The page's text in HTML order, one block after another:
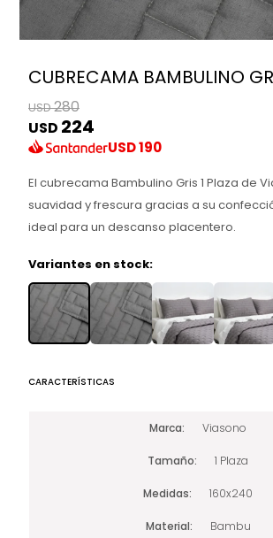
CUBRECAMA BAMBULINO
USD280
USD 224
USD190
El cubrecama Bambulino Gris 1 Plaza de
suavidad y frescura gracias a su
ideal para un descanso placentero.
Variantes en stock:
CARACTERÍSTICAS
Marca Viasono
Tamaño 1 Plaza
Medidas 160x240
Material Bambu